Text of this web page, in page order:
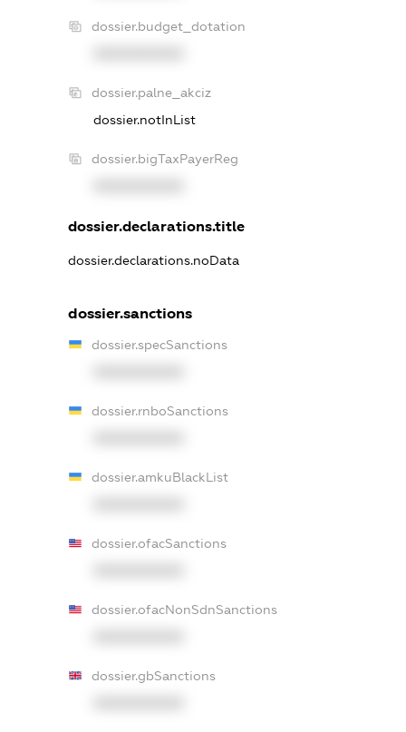
dossier.budget_dotation
dossier.palne_akciz
dossier.notInList
dossier.bigTaxPayerReg
dossier.declarations.title
dossier.declarations.noData
dossier.sanctions
dossier.specSanctions
dossier.rnboSanctions
dossier.amkuBlackList
dossier.ofacSanctions
dossier.ofacNonSdnSanctions
dossier.gbSanctions